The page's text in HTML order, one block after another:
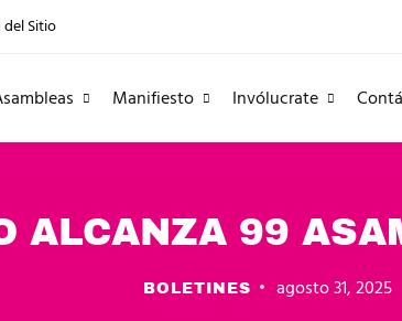
Sitio
Manifiesto Invólucrate
ALCANZA 99
BOLETINES agosto 31, 2025